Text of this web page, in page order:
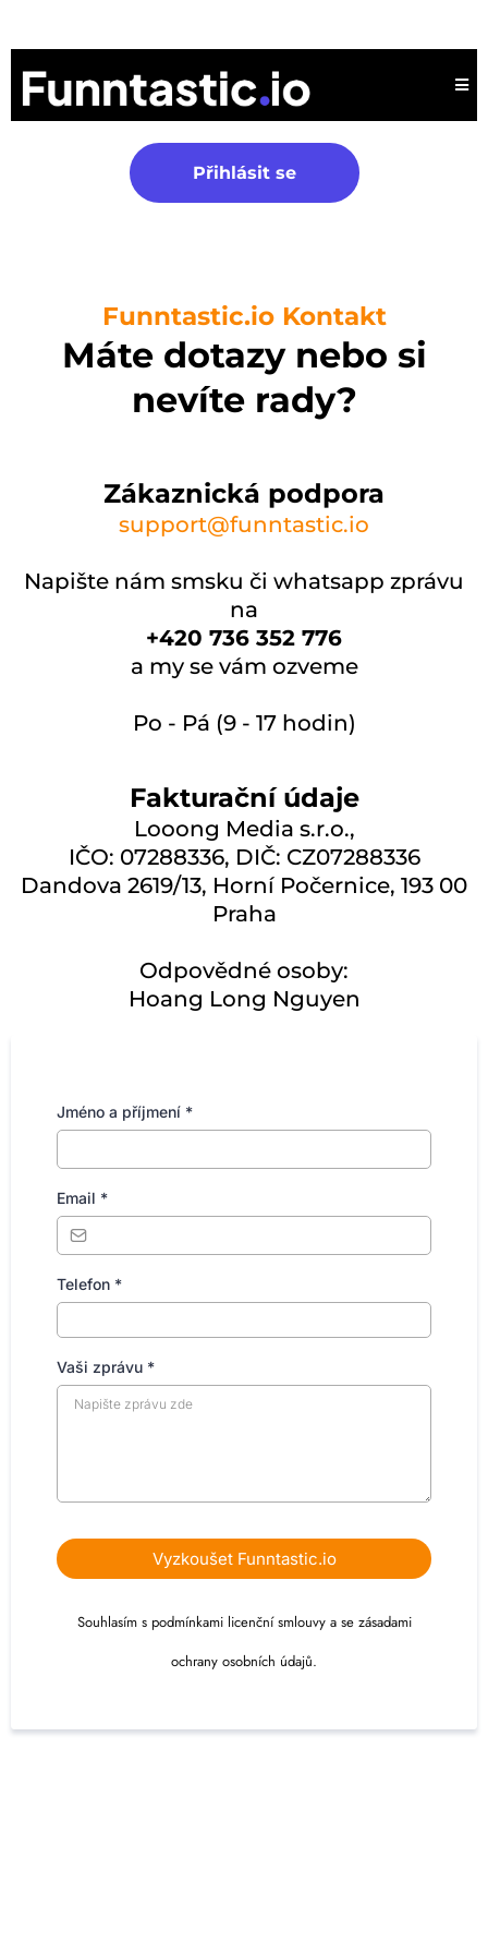
Přihlásit se
Funntastic.io Kontakt
Máte dotazy nebo si
nevíte rady?
Zákaznická podpora
support@funntastic.io
Napište nám smsku či whatsapp zprávu
na
+420 736 352 776
a my se vám ozveme
Po - Pá (9 - 17 hodin)
Fakturační údaje
Looong Media s.r.o.,
IČO: 07288336, DIČ: CZ07288336
Dandova 2619/13, Horní Počernice, 193 00
Praha
Odpovědné osoby:
Hoang Long Nguyen
Jméno a příjmení *
Email *
Telefon *
Vaši zprávu *
Vyzkoušet Funntastic.io
Souhlasím s podmínkami licenční smlouvy a se zásadami
ochrany osobních údajů.